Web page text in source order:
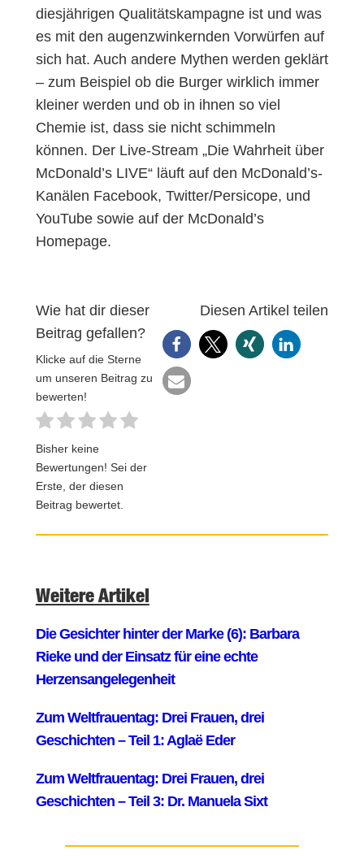
diesjährigen Qualitätskampagne ist und was
es mit den augenzwinkernden Vorwürfen auf
sich hat. Auch andere Mythen werden geklärt
– zum Beispiel ob die Burger wirklich immer
kleiner werden und ob in ihnen so viel
Chemie ist, dass sie nicht schimmeln
können. Der Live-Stream „Die Wahrheit über
McDonald’s LIVE“ läuft auf den McDonald’s-
Kanälen Facebook, Twitter/Persicope, und
YouTube sowie auf der McDonald’s
Homepage.
Wie hat dir dieser
Beitrag gefallen?
Klicke auf die Sterne
um unseren Beitrag zu
bewerten!
Bisher keine
Bewertungen! Sei der
Erste, der diesen
Beitrag bewertet.
Diesen Artikel teilen
Weitere Artikel